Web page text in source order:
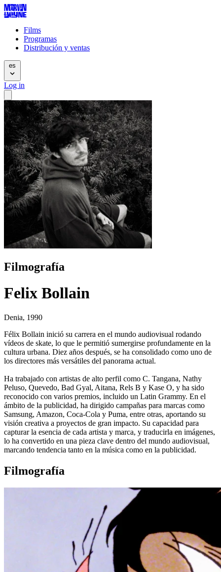
Films
Programas
Distribución y ventas
es
Log in
Filmografía
Felix Bollain
Denia, 1990
Félix Bollain inició su carrera en el mundo audiovisual rodando
vídeos de skate, lo que le permitió sumergirse profundamente en la
cultura urbana. Diez años después, se ha consolidado como uno de
los directores más versátiles del panorama actual.
Ha trabajado con artistas de alto perfil como C. Tangana, Nathy
Peluso, Quevedo, Bad Gyal, Aitana, Rels B y Kase O, y ha sido
reconocido con varios premios, incluido un Latin Grammy. En el
ámbito de la publicidad, ha dirigido campañas para marcas como
Samsung, Amazon, Coca-Cola y Puma, entre otras, aportando su
visión creativa a proyectos de gran impacto. Su capacidad para
capturar la esencia de cada artista y marca, y traducirla en imágenes,
lo ha convertido en una pieza clave dentro del mundo audiovisual,
marcando tendencia tanto en la música como en la publicidad.
Filmografía